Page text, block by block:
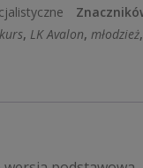
kurs, LK Avalon, młodzież,